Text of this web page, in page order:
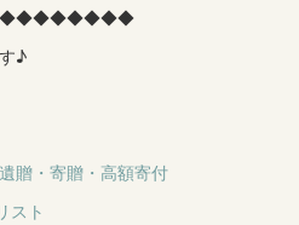
♪
贈・寄贈・高額寄付
スト